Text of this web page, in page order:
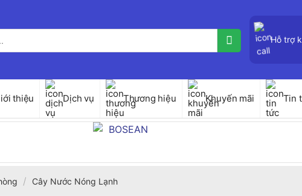
Hỗ trợ
thiệu Dịch vụ Thương hiệu Khuyến mãi Tin
/ Cây Nước Nóng Lạnh